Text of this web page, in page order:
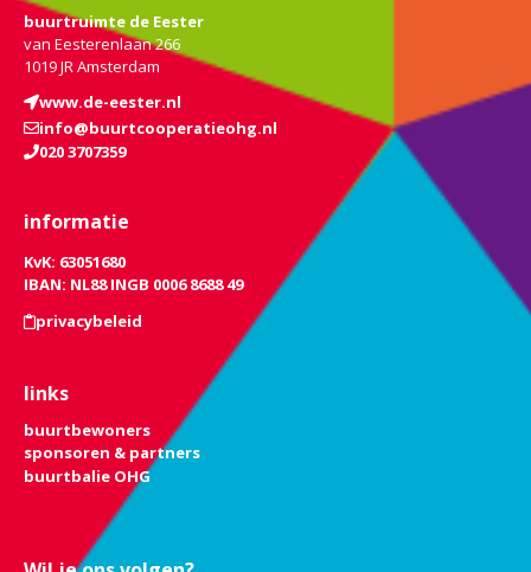
buurtruimte de Eester
van Eesterenlaan 266
1019 JR Amsterdam
www.de-eester.nl
info@buurtcooperatieohg.nl
020 3707359
informatie
KvK: 63051680
IBAN: NL88 INGB 0006 8688 49
privacybeleid
links
buurtbewoners
sponsoren & partners
buurtbalie OHG